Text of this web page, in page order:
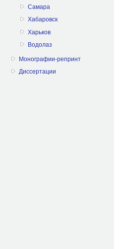
Самара
Хабаровск
Харьков
Водолаз
Монографии-репринт
Диссертации